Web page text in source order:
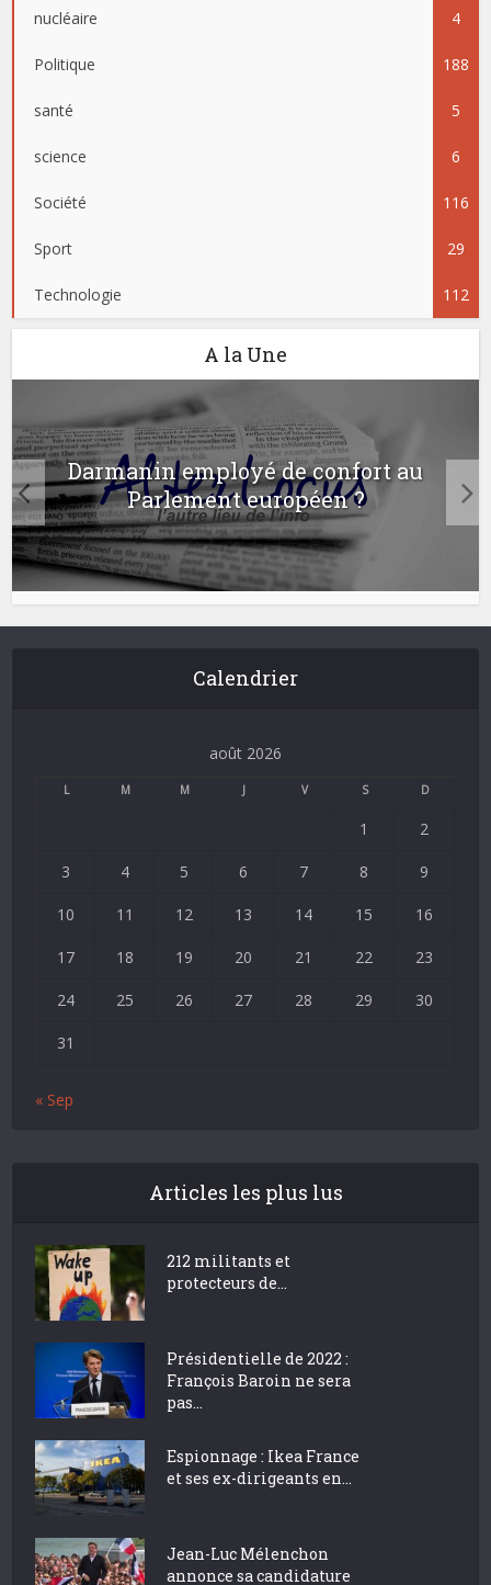
nucléaire 4
Politique 188
santé 5
science 6
Société 116
Sport 29
Technologie 112
A la Une
Darmanin employé de confort au
Parlement européen ?
Calendrier
août 2026
L M M J V S D
1 2
3 4 5 6 7 8 9
10 11 12 13 14 15 16
17 18 19 20 21 22 23
24 25 26 27 28 29 30
31
« Sep
Articles les plus lus
212 militants et
protecteurs de...
Présidentielle de 2022 :
François Baroin ne sera
pas...
Espionnage : Ikea France
et ses ex-dirigeants en...
Jean-Luc Mélenchon
annonce sa candidature